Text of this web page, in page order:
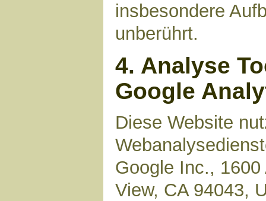
insbesondere
unberührt.
4. Analyse
Google
Diese Website
Google Inc.,
View, CA 94043,